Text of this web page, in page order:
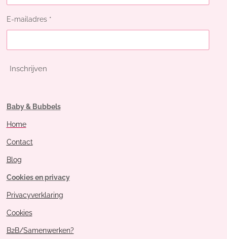
E-mailadres *
Inschrijven
Baby & Bubbels
Home
Contact
Blog
Cookies en privacy
Privacyverklaring
Cookies
B2B/Samenwerken?